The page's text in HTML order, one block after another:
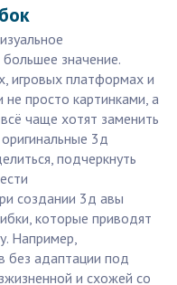
значение.
игровых платформах и
просто картинками, а
чаще хотят заменить
3д
подчеркнуть
создании 3д авы
которые приводят
Например,
без адаптации под
и схожей со